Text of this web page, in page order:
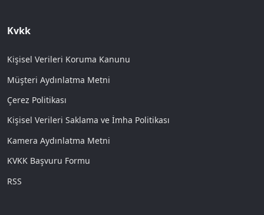
Kvkk
Kişisel Verileri Koruma Kanunu
Müşteri Aydınlatma Metni
Çerez Politikası
Kişisel Verileri Saklama ve İmha Politikası
Kamera Aydınlatma Metni
KVKK Başvuru Formu
RSS